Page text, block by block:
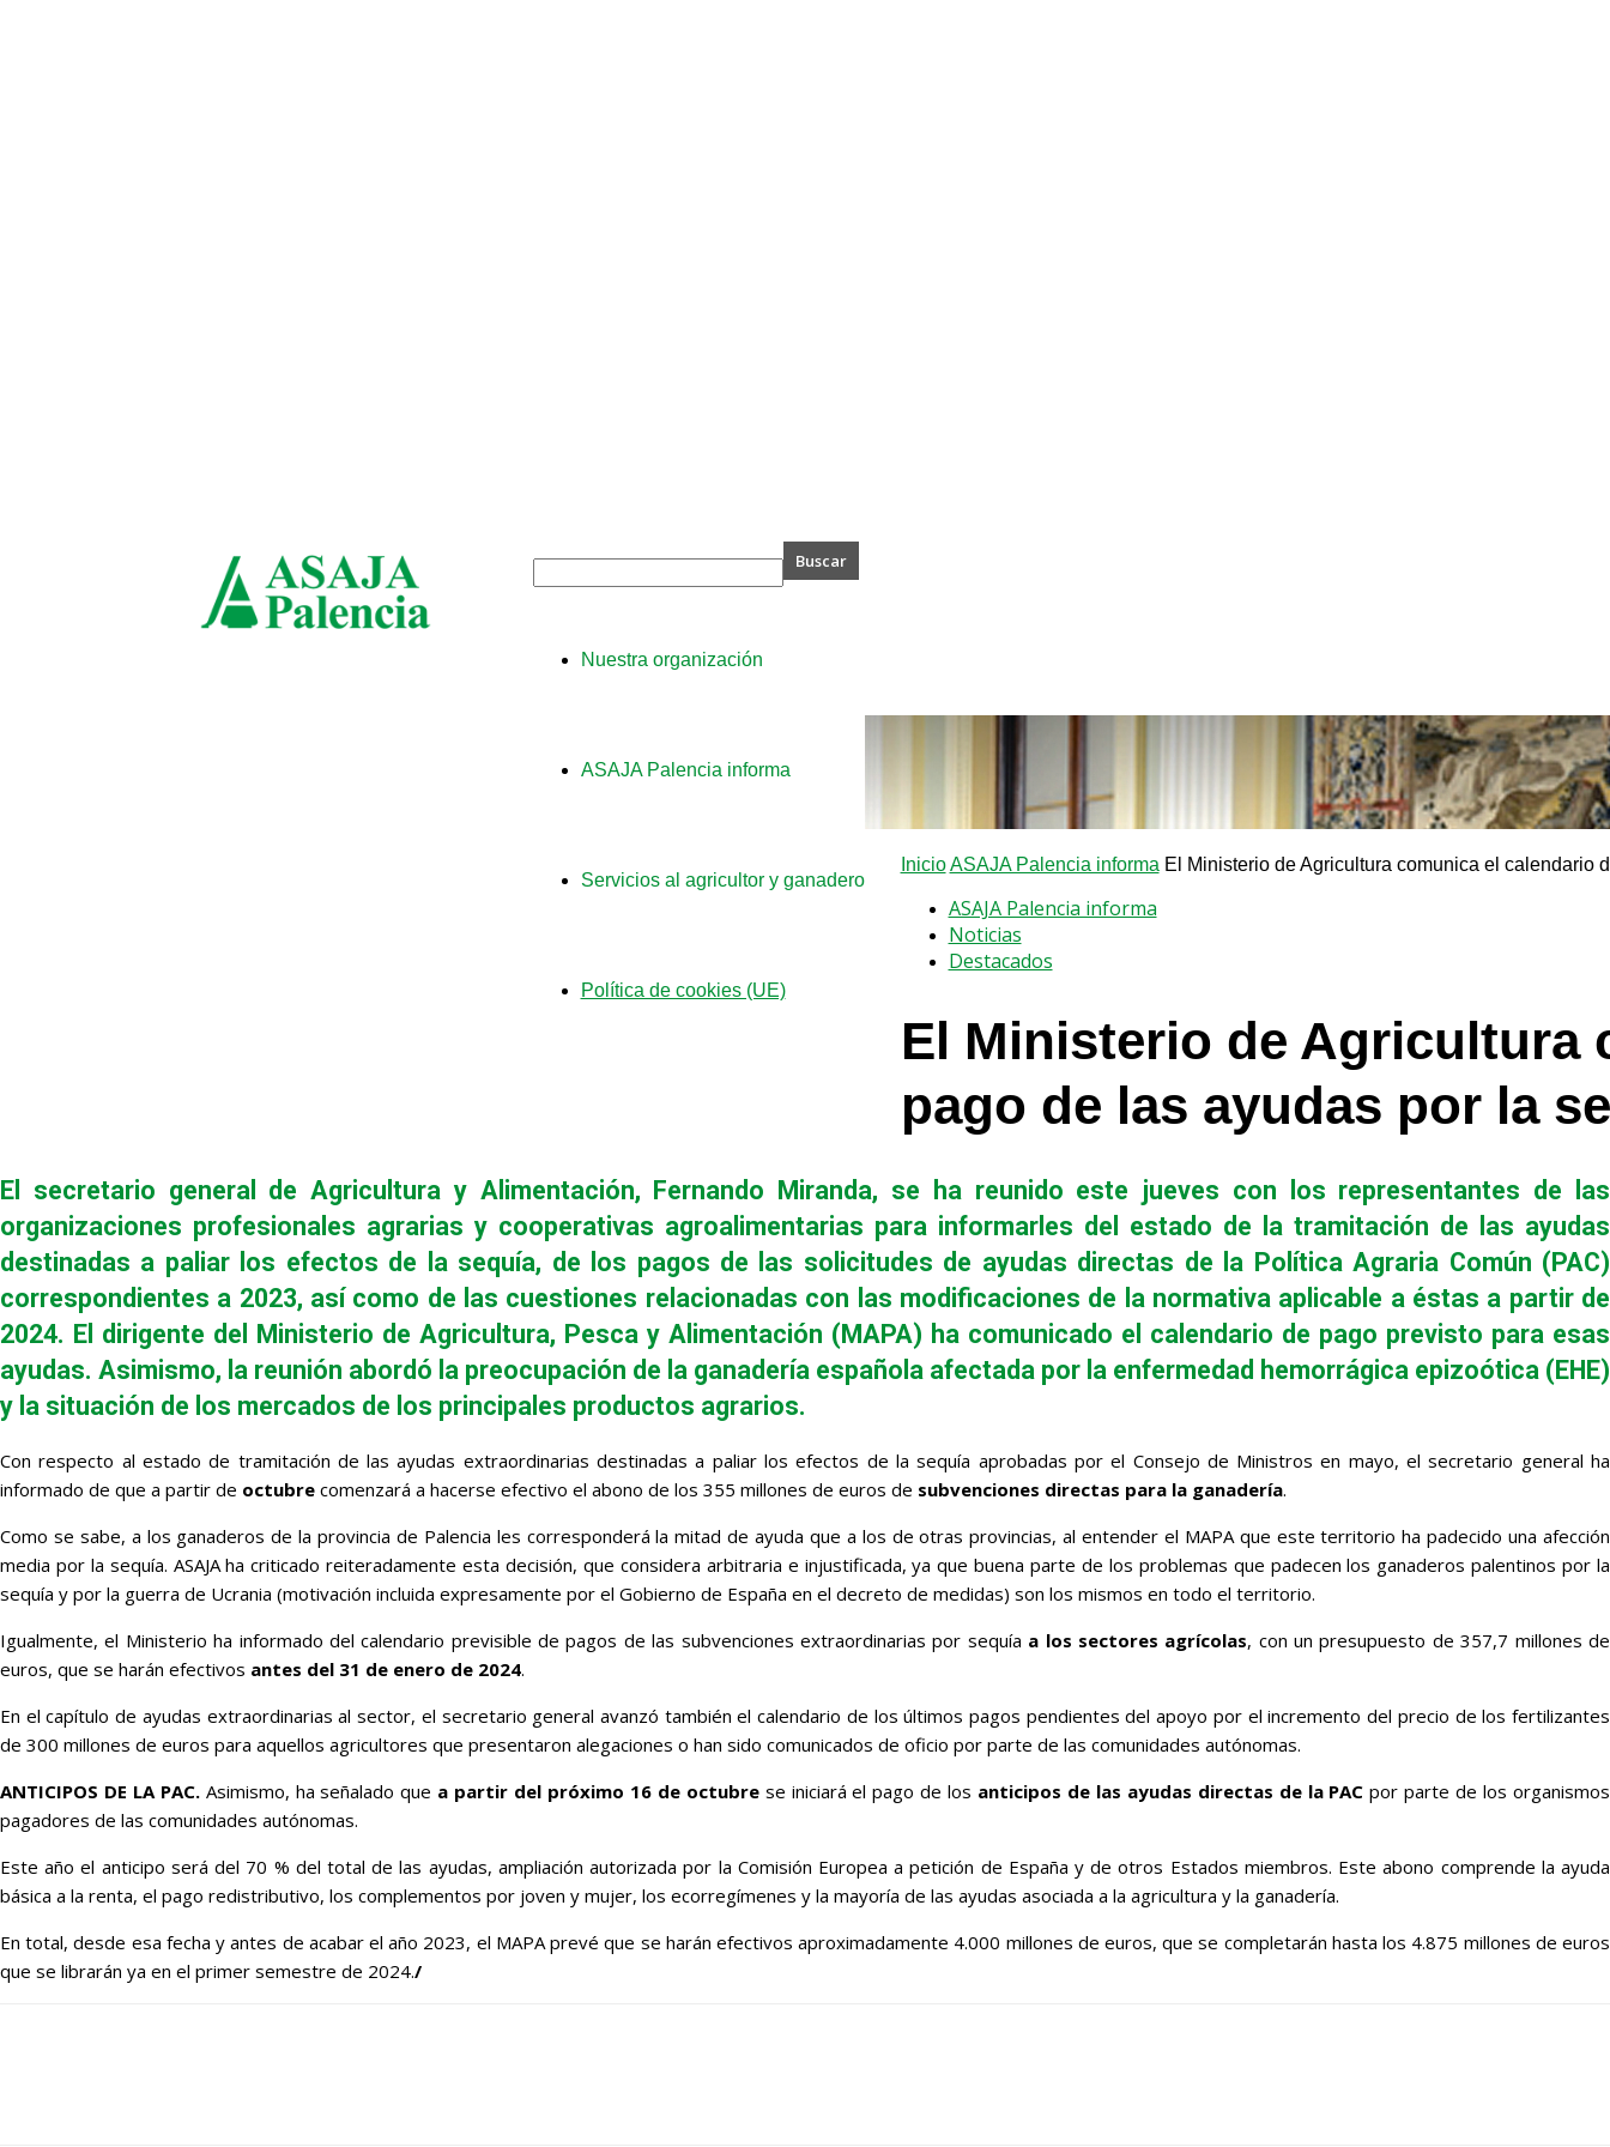
Nuestra organización
ASAJA Palencia informa
Servicios al agricultor y ganadero
Política de cookies (UE)
Inicio ASAJA Palencia informa El Ministerio de Agricultura comunica el calendario
ASAJA Palencia informa
Noticias
Destacados
El Ministerio de Agricultura
pago de las ayudas por la
El secretario general de Agricultura y Alimentación, Fernando Miranda, se ha reunido este jueves con los representantes de las
organizaciones profesionales agrarias y cooperativas agroalimentarias para informarles del estado de la tramitación de las ayudas
destinadas a paliar los efectos de la sequía, de los pagos de las solicitudes de ayudas directas de la Política Agraria Común (PAC)
correspondientes a 2023, así como de las cuestiones relacionadas con las modificaciones de la normativa aplicable a éstas a partir de
2024. El dirigente del Ministerio de Agricultura, Pesca y Alimentación (MAPA) ha comunicado el calendario de pago previsto para esas
ayudas. Asimismo, la reunión abordó la preocupación de la ganadería española afectada por la enfermedad hemorrágica epizoótica (EHE)
y la situación de los mercados de los principales productos agrarios.
Con respecto al estado de tramitación de las ayudas extraordinarias destinadas a paliar los efectos de la sequía aprobadas por el Consejo de Ministros en mayo, el secretario general ha
informado de que a partir de octubre comenzará a hacerse efectivo el abono de los 355 millones de euros de subvenciones directas para la ganadería.
Como se sabe, a los ganaderos de la provincia de Palencia les corresponderá la mitad de ayuda que a los de otras provincias, al entender el MAPA que este territorio ha padecido una afección
media por la sequía. ASAJA ha criticado reiteradamente esta decisión, que considera arbitraria e injustificada, ya que buena parte de los problemas que padecen los ganaderos palentinos por la
sequía y por la guerra de Ucrania (motivación incluida expresamente por el Gobierno de España en el decreto de medidas) son los mismos en todo el territorio.
Igualmente, el Ministerio ha informado del calendario previsible de pagos de las subvenciones extraordinarias por sequía a los sectores agrícolas, con un presupuesto de 357,7 millones de
euros, que se harán efectivos antes del 31 de enero de 2024.
En el capítulo de ayudas extraordinarias al sector, el secretario general avanzó también el calendario de los últimos pagos pendientes del apoyo por el incremento del precio de los fertilizantes
de 300 millones de euros para aquellos agricultores que presentaron alegaciones o han sido comunicados de oficio por parte de las comunidades autónomas.
ANTICIPOS DE LA PAC. Asimismo, ha señalado que a partir del próximo 16 de octubrese iniciará el pago de los anticipos de las ayudas directas de la PACpor parte de los organismos
pagadores de las comunidades autónomas.
Este año el anticipo será del 70 % del total de las ayudas, ampliación autorizada por la Comisión Europea a petición de España y de otros Estados miembros. Este abono comprende la ayuda
básica a la renta, el pago redistributivo, los complementos por joven y mujer, los ecorregímenes y la mayoría de las ayudas asociada a la agricultura y la ganadería.
En total, desde esa fecha y antes de acabar el año 2023, el MAPA prevé que se harán efectivos aproximadamente 4.000 millones de euros, que se completarán hasta los 4.875 millones de euros
que se librarán ya en el primer semestre de 2024./